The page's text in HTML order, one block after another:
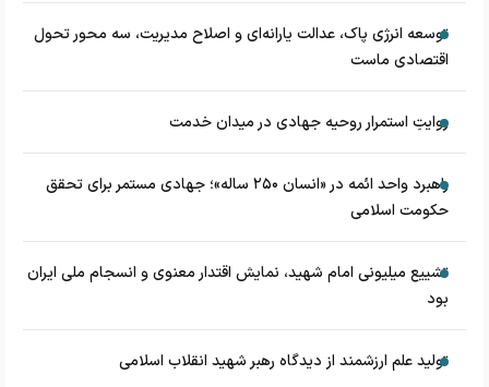
توسعه انرژی پاک، عدالت یارانه‌ای و اصلاح مدیریت، سه محور تحول
اقتصادی ماست
روایتِ استمرار روحیه جهادی در میدان خدمت
راهبرد واحد ائمه در «انسان ۲۵۰ ساله»؛ جهادی مستمر برای تحقق
حکومت اسلامی
تشییع میلیونی امام شهید، نمایش اقتدار معنوی و انسجام ملی ایران
بود
تولید علم ارزشمند از دیدگاه رهبر شهید انقلاب اسلامی